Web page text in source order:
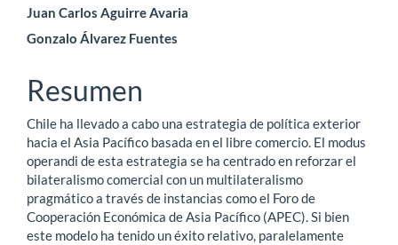
Contenido
principal
del
artículo
Juan Carlos Aguirre Avaria
Gonzalo Álvarez Fuentes
Resumen
Chile ha llevado a cabo una estrategia de política exterior
hacia el Asia Pacífico basada en el libre comercio. El modus
operandi de esta estrategia se ha centrado en reforzar el
bilateralismo comercial con un multilateralismo
pragmático a través de instancias como el Foro de
Cooperación Económica de Asia Pacífico (APEC). Si bien
este modelo ha tenido un éxito relativo, paralelamente